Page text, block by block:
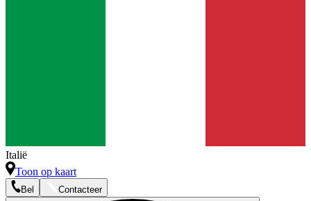
Italië
Toon op kaart
Bel Contacteer